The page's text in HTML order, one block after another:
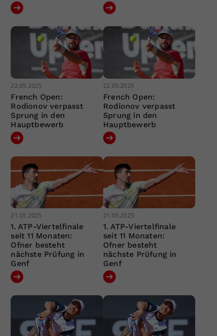
22.05.2025
French Open:
Rodionov verpasst
Sprung in den
Hauptbewerb
22.05.2025
French Open:
Rodionov verpasst
Sprung in den
Hauptbewerb
21.05.2025
1. ATP-Viertelfinale
seit 11 Monaten:
Ofner besteht
nächste Prüfung in
Genf
21.05.2025
1. ATP-Viertelfinale
seit 11 Monaten:
Ofner besteht
nächste Prüfung in
Genf